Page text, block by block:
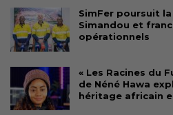
SimFer poursuit
Simandou et
opérationnels
« Les Racines du
de Néné Hawa
héritage africain